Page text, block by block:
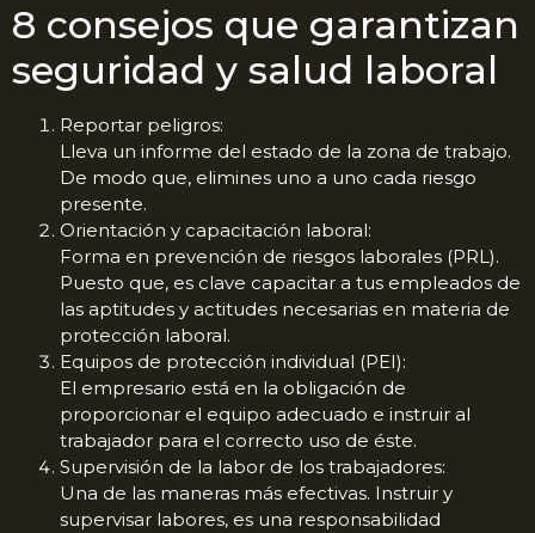
8 consejos que garantizan
seguridad y salud laboral
Reportar peligros:
Lleva un informe del estado de la zona de trabajo.
De modo que, elimines uno a uno cada riesgo
presente.
Orientación y capacitación laboral:
Forma en prevención de riesgos laborales (PRL).
Puesto que, es clave capacitar a tus empleados de
las aptitudes y actitudes necesarias en materia de
protección laboral.
Equipos de protección individual (PEI):
El empresario está en la obligación de
proporcionar el equipo adecuado e instruir al
trabajador para el correcto uso de éste.
Supervisión de la labor de los trabajadores:
Una de las maneras más efectivas. Instruir y
supervisar labores, es una responsabilidad